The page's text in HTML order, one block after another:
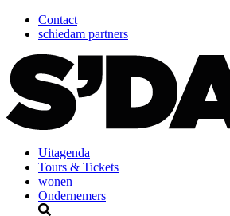
Contact
schiedam partners
Uitagenda
Tours & Tickets
wonen
Ondernemers